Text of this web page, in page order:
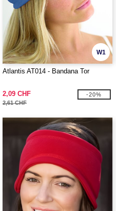
W1
Atlantis AT014 - Bandana Tor
2,09 CHF
2,61 CHF
-20%